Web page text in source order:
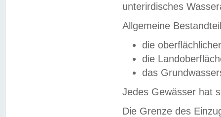
unterirdisches
Allgemeine
die
die
das
Jedes Gewässer hat
Die Grenze des